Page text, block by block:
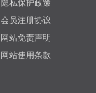
会员注册协议
网站免责声明
网站使用条款